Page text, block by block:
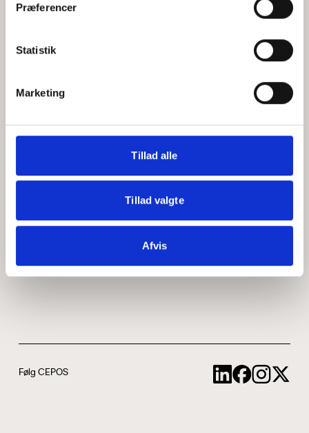
Præferencer
Statistik
Marketing
Tillad alle
Tillad valgte
Afvis
Hvem er CEPOS
Medarbejdere
ABCepos
Podcast
Følg CEPOS